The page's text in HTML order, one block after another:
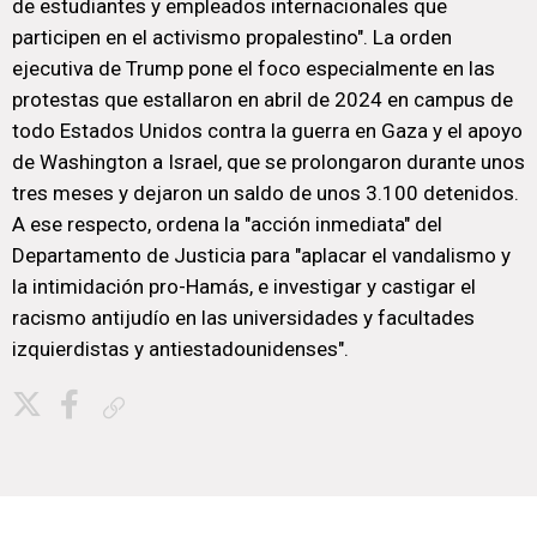
de estudiantes y empleados internacionales que
participen en el activismo propalestino". La orden
ejecutiva de Trump pone el foco especialmente en las
protestas que estallaron en abril de 2024 en campus de
todo Estados Unidos contra la guerra en Gaza y el apoyo
de Washington a Israel, que se prolongaron durante unos
tres meses y dejaron un saldo de unos 3.100 detenidos.
A ese respecto, ordena la "acción inmediata" del
Departamento de Justicia para "aplacar el vandalismo y
la intimidación pro-Hamás, e investigar y castigar el
racismo antijudío en las universidades y facultades
izquierdistas y antiestadounidenses".